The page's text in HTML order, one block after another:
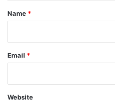
*
Name *
Email *
Website